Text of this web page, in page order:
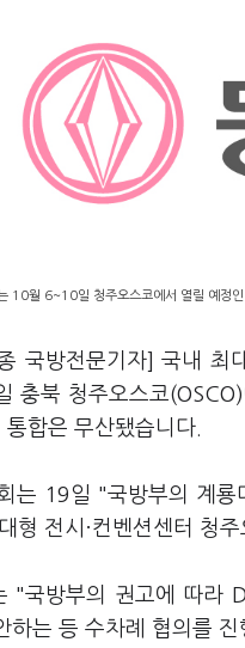
10월 6~10일 청주오스코에서 열릴 예정
국방전문기자] 국내
충북 청주오스코
합은 무산됐습니다.
는 19일 "국방부의 계
형 전시·컨벤션센터 청
"국방부의 권고에 따라
하는 등 수차례 협의를